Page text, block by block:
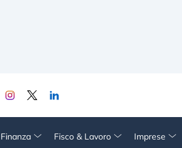
Fisco & Lavoro Imprese